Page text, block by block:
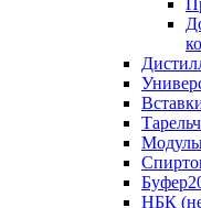
НБК